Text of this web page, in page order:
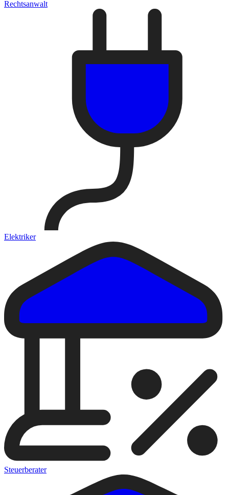
Rechtsanwalt
Elektriker
Steuerberater